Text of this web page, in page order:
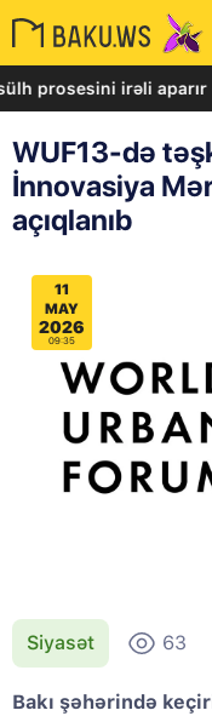
irəli aparır -
WUF13-də
İnnovasiya
açıqlanıb
11
MAY
2026
09:35
Siyasət 63
Bakı şəhərində